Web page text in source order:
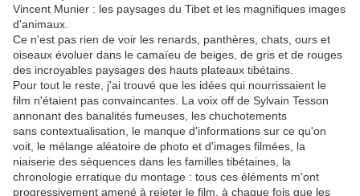
Vincent Munier : les paysages du Tibet et les magnifiques images
d'animaux.
Ce n'est pas rien de voir les renards, panthères, chats, ours et
oiseaux évoluer dans le camaïeu de beiges, de gris et de rouges
des incroyables paysages des hauts plateaux tibétains.
Pour tout le reste, j'ai trouvé que les idées qui nourrissaient le
film n'étaient pas convaincantes. La voix off de Sylvain Tesson
annonant des banalités fumeuses, les chuchotements
sans contextualisation, le manque d'informations sur ce qu'on
voit, le mélange aléatoire de photo et d'images filmées, la
niaiserie des séquences dans les familles tibétaines, la
chronologie erratique du montage : tous ces éléments m'ont
progressivement amené à rejeter le film, à chaque fois que les